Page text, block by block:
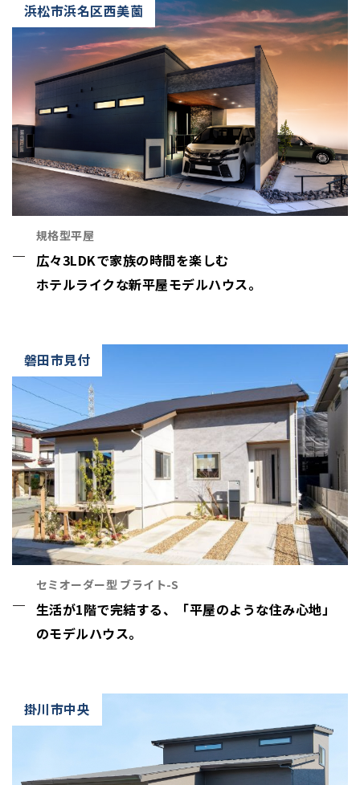
浜松市浜名区西美薗
規格型平屋
広々3LDKで家族の時間を楽しむ
ホテルライクな新平屋モデルハウス。
磐田市見付
セミオーダー型 ブライト-S
生活が1階で完結する、「平屋のような住み心地」
のモデルハウス。
掛川市中央